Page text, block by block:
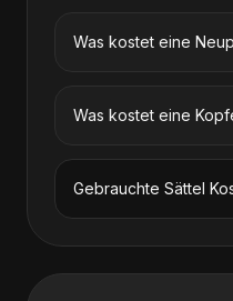
Was kostet eine
Was kostet eine
Gebrauchte Sättel